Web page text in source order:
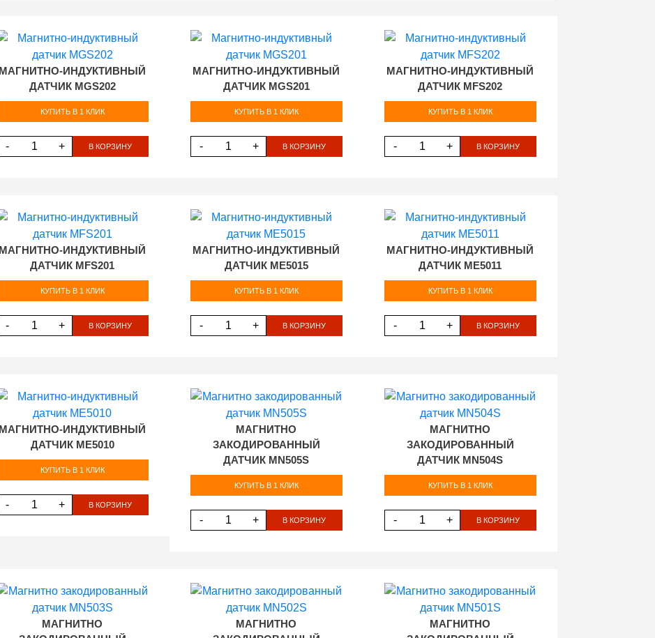
МАГНИТНО-ИНДУКТИВНЫЙ
ДАТЧИК MGS202
КУПИТЬ В 1 КЛИК
- + В КОРЗИНУ
МАГНИТНО-ИНДУКТИВНЫЙ
ДАТЧИК MGS201
КУПИТЬ В 1 КЛИК
- + В КОРЗИНУ
МАГНИТНО-ИНДУКТИВНЫЙ
ДАТЧИК MFS202
КУПИТЬ В 1 КЛИК
- + В КОРЗИНУ
МАГНИТНО-ИНДУКТИВНЫЙ
ДАТЧИК MFS201
КУПИТЬ В 1 КЛИК
- + В КОРЗИНУ
МАГНИТНО-ИНДУКТИВНЫЙ
ДАТЧИК ME5015
КУПИТЬ В 1 КЛИК
- + В КОРЗИНУ
МАГНИТНО-ИНДУКТИВНЫЙ
ДАТЧИК ME5011
КУПИТЬ В 1 КЛИК
- + В КОРЗИНУ
МАГНИТНО-ИНДУКТИВНЫЙ
ДАТЧИК ME5010
КУПИТЬ В 1 КЛИК
- + В КОРЗИНУ
МАГНИТНО
ЗАКОДИРОВАННЫЙ
ДАТЧИК MN505S
КУПИТЬ В 1 КЛИК
- + В КОРЗИНУ
МАГНИТНО
ЗАКОДИРОВАННЫЙ
ДАТЧИК MN504S
КУПИТЬ В 1 КЛИК
- + В КОРЗИНУ
МАГНИТНО
МАГНИТНО
МАГНИТНО